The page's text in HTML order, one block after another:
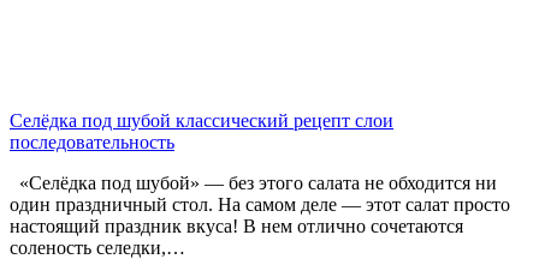
Селёдка под шубой классический рецепт слои
последовательность
«Селёдка под шубой» — без этого салата не обходится ни
один праздничный стол. На самом деле — этот салат просто
настоящий праздник вкуса! В нем отлично сочетаются
соленость селедки,…